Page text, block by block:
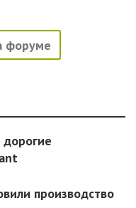
форуме
дорогие
производство